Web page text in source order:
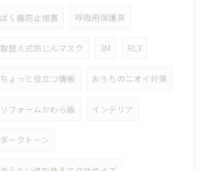
ばく露防止措置 呼吸用保護具
取替え式防じんマスク 3M RL3
ちょっと役立つ情報 おうちのニオイ対策
リフォームかわら版 インテリア
ダークトーン